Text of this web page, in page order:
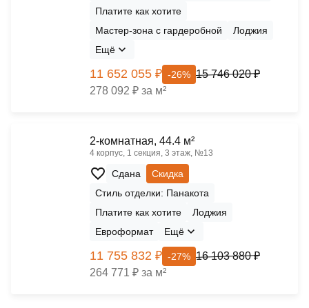
Платите как хотите
Мастер-зона с гардеробной
Лоджия
Ещё
11 652 055 ₽ -26% 15 746 020 ₽
278 092 ₽ за м²
2-комнатная, 44.4 м²
4 корпус, 1 секция, 3 этаж, №13
Сдана
Скидка
Стиль отделки: Панакота
Платите как хотите
Лоджия
Евроформат
Ещё
11 755 832 ₽ -27% 16 103 880 ₽
264 771 ₽ за м²